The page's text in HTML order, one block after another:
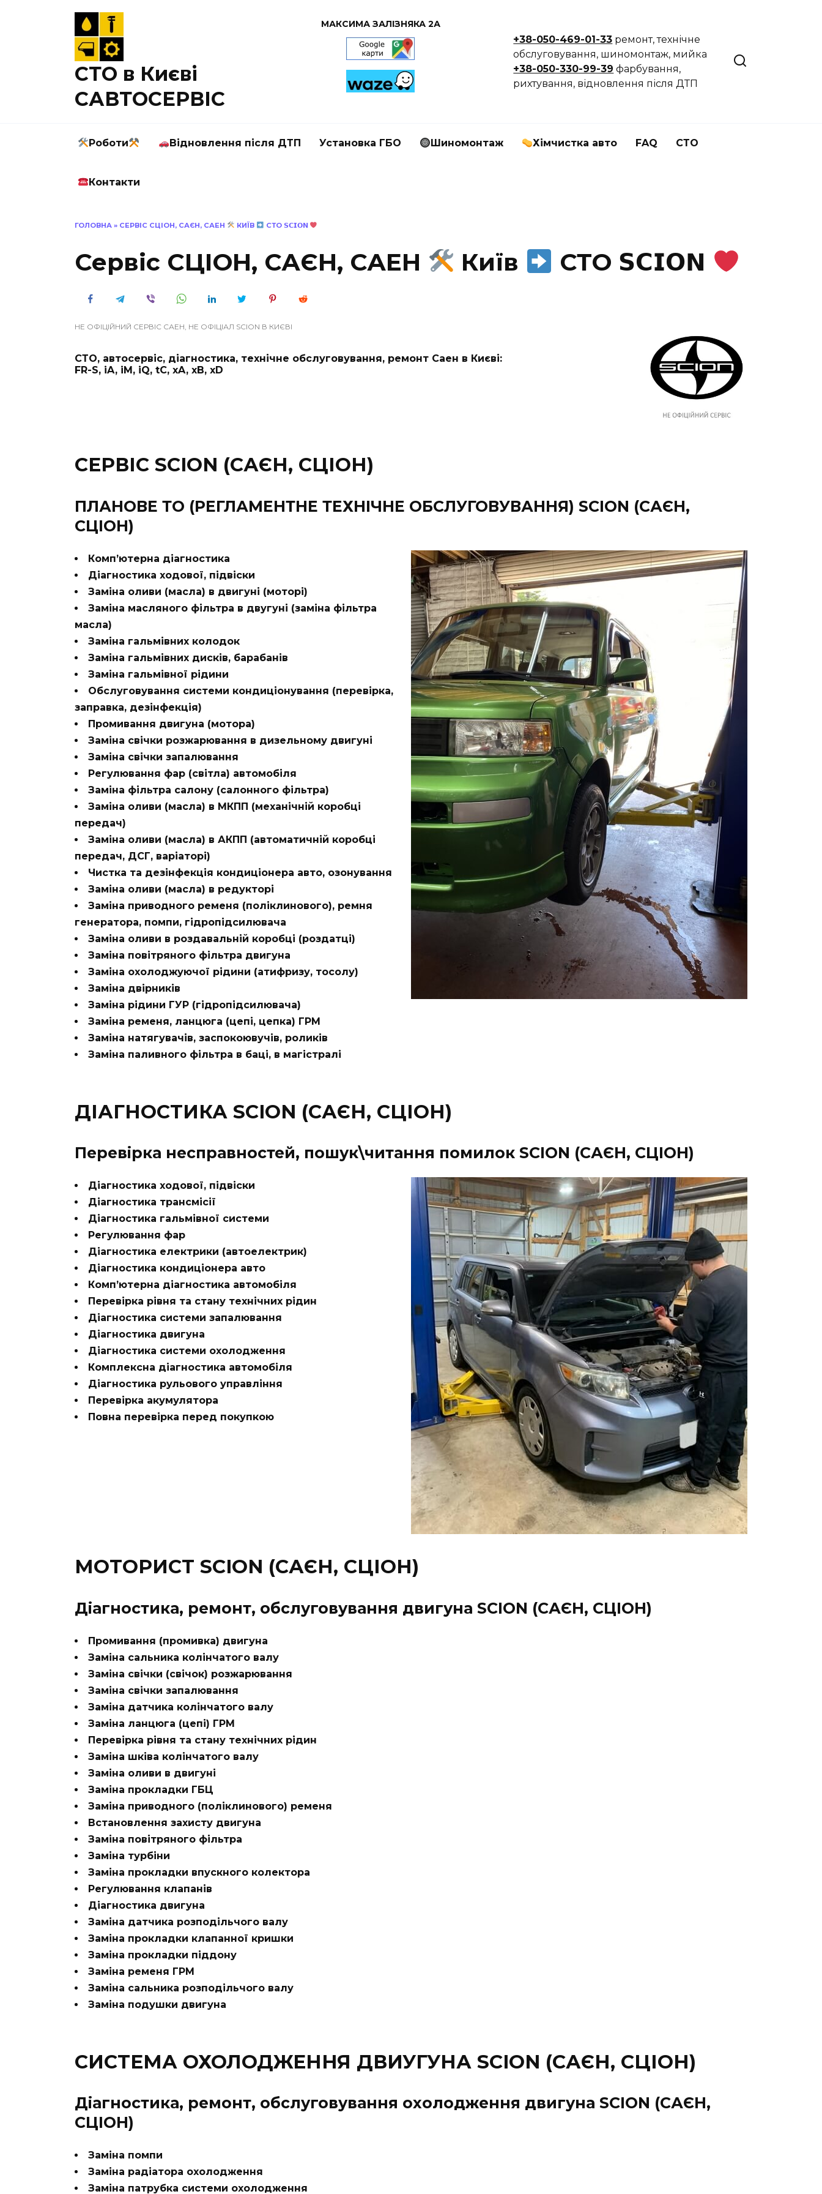
СТО в Києві
САВТОСЕРВІС
МАКСИМА ЗАЛІЗНЯКА 2А
+38-050-469-01-33 ремонт, технічне
обслуговування, шиномонтаж, мийка
+38-050-330-99-39 фарбування,
рихтування, відновлення після ДТП
Роботи Відновлення після ДТП Установка ГБО Шиномонтаж Хімчистка авто FAQ СТО
Контакти
ГОЛОВНА » СЕРВІС СЦІОН, САЄН, САЕН КИЇВ СТО 𝗦𝗖𝗜𝗢𝗡
Сервіс СЦІОН, САЄН, САЕН Київ СТО 𝗦𝗖𝗜𝗢𝗡
НЕ ОФІЦІЙНИЙ СЕРВІС САЕН, НЕ ОФІЦІАЛ SCION В КИЄВІ
СТО, автосервіс, діагностика, технічне обслуговування, ремонт Саен в Києві:
FR-S, iA, iM, iQ, tC, xA, xB, xD
СЕРВІС SCION (САЄН, СЦІОН)
ПЛАНОВЕ ТО (РЕГЛАМЕНТНЕ ТЕХНІЧНЕ ОБСЛУГОВУВАННЯ) SCION (САЄН,
СЦІОН)
Комп’ютерна діагностика
Діагностика ходової, підвіски
Заміна оливи (масла) в двигуні (моторі)
Заміна масляного фільтра в двугуні (заміна фільтра
масла)
Заміна гальмівних колодок
Заміна гальмівних дисків, барабанів
Заміна гальмівної рідини
Обслуговування системи кондиціонування (перевірка,
заправка, дезінфекція)
Промивання двигуна (мотора)
Заміна свічки розжарювання в дизельному двигуні
Заміна свічки запалювання
Регулювання фар (світла) автомобіля
Заміна фільтра салону (салонного фільтра)
Заміна оливи (масла) в МКПП (механічній коробці
передач)
Заміна оливи (масла) в АКПП (автоматичній коробці
передач, ДСГ, варіаторі)
Чистка та дезінфекція кондиціонера авто, озонування
Заміна оливи (масла) в редукторі
Заміна приводного ременя (поліклинового), ремня
генератора, помпи, гідропідсилювача
Заміна оливи в роздавальній коробці (роздатці)
Заміна повітряного фільтра двигуна
Заміна охолоджуючої рідини (атифризу, тосолу)
Заміна двірників
Заміна рідини ГУР (гідропідсилювача)
Заміна ременя, ланцюга (цепі, цепка) ГРМ
Заміна натягувачів, заспокоювучів, роликів
Заміна паливного фільтра в баці, в магістралі
ДІАГНОСТИКА SCION (САЄН, СЦІОН)
Перевірка несправностей, пошук\читання помилок SCION (САЄН, СЦІОН)
Діагностика ходової, підвіски
Діагностика трансмісії
Діагностика гальмівної системи
Регулювання фар
Діагностика електрики (автоелектрик)
Діагностика кондиціонера авто
Комп’ютерна діагностика автомобіля
Перевірка рівня та стану технічних рідин
Діагностика системи запалювання
Діагностика двигуна
Діагностика системи охолодження
Комплексна діагностика автомобіля
Діагностика рульового управління
Перевірка акумулятора
Повна перевірка перед покупкою
МОТОРИСТ SCION (САЄН, СЦІОН)
Діагностика, ремонт, обслуговування двигуна SCION (САЄН, СЦІОН)
Промивання (промивка) двигуна
Заміна сальника колінчатого валу
Заміна свічки (свічок) розжарювання
Заміна свічки запалювання
Заміна датчика колінчатого валу
Заміна ланцюга (цепі) ГРМ
Перевірка рівня та стану технічних рідин
Заміна шківа колінчатого валу
Заміна оливи в двигуні
Заміна прокладки ГБЦ
Заміна приводного (поліклинового) ременя
Встановлення захисту двигуна
Заміна повітряного фільтра
Заміна турбіни
Заміна прокладки впускного колектора
Регулювання клапанів
Діагностика двигуна
Заміна датчика розподільчого валу
Заміна прокладки клапанної кришки
Заміна прокладки піддону
Заміна ременя ГРМ
Заміна сальника розподільчого валу
Заміна подушки двигуна
СИСТЕМА ОХОЛОДЖЕННЯ ДВИУГУНА SCION (САЄН, СЦІОН)
Діагностика, ремонт, обслуговування охолодження двигуна SCION (САЄН,
СЦІОН)
Заміна помпи
Заміна радіатора охолодження
Заміна патрубка системи охолодження